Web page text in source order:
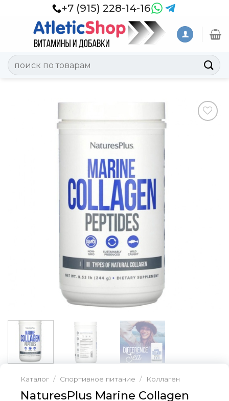
+7 (915) 228-14-16
Искать:
Каталог / Спортивное питание / Коллаген
NaturesPlus Marine Collagen